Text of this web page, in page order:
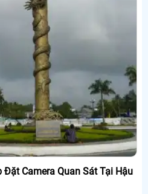
Đặt Camera Quan Sát Tại Hậu